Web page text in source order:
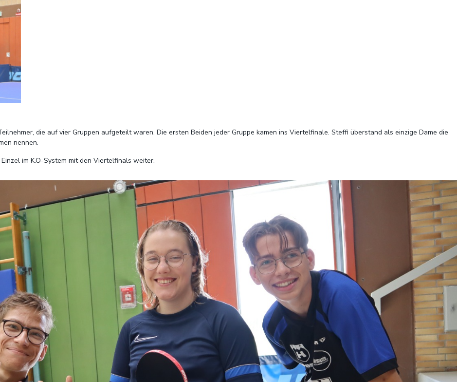
die auf vier Gruppen aufgeteilt waren. Die ersten Beiden jeder Gruppe kamen ins Viertelfinale. Steffi überstand als einzige Dame die
nennen.
im K.O-System mit den Viertelfinals weiter.